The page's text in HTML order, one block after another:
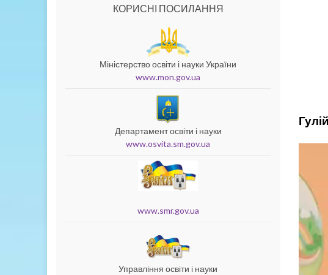
КОРИСНІ ПОСИЛАННЯ
Міністерство освіти і науки України
www.mon.gov.ua
Департамент освіти і науки
www.osvita.sm.gov.ua
www.smr.gov.ua
Управління освіти і науки